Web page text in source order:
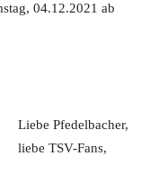
04.12.2021 ab
Liebe Pfedelbacher,
liebe TSV-Fans,